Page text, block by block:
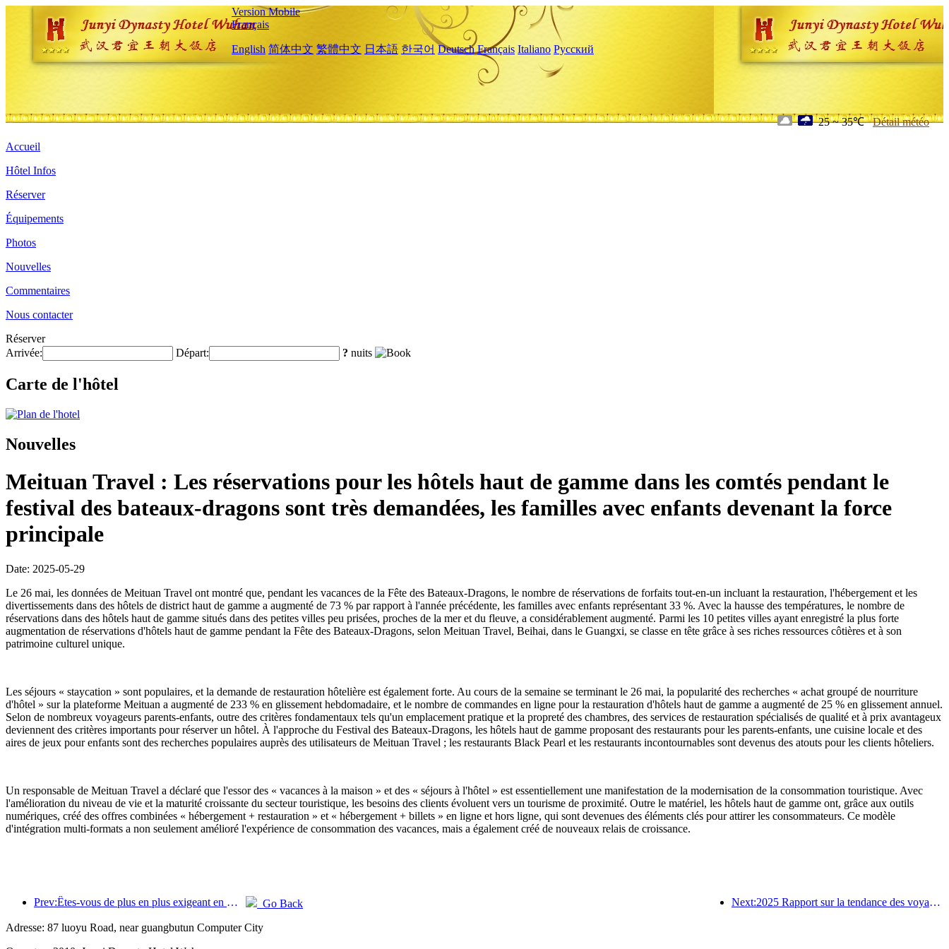
Version Mobile
Français
English 简体中文 繁體中文 日本語 한국어 Deutsch Français Italiano Русский
25 ~ 35℃ Détail météo
Accueil
Hôtel Infos
Réserver
Équipements
Photos
Nouvelles
Commentaires
Nous contacter
Réserver
Arrivée:
Départ: ? nuits
Carte de l'hôtel
Nouvelles
Meituan Travel : Les réservations pour les hôtels haut de gamme dans les comtés pendant le
festival des bateaux-dragons sont très demandées, les familles avec enfants devenant la force
principale
Date: 2025-05-29
Le 26 mai, les données de Meituan Travel ont montré que, pendant les vacances de la Fête des Bateaux-Dragons, le nombre de réservations de forfaits tout-en-un incluant la restauration, l'hébergement et les
divertissements dans des hôtels de district haut de gamme a augmenté de 73 % par rapport à l'année précédente, les familles avec enfants représentant 33 %. Avec la hausse des températures, le nombre de
réservations dans des hôtels haut de gamme situés dans des petites villes peu prisées, proches de la mer et du fleuve, a considérablement augmenté. Parmi les 10 petites villes ayant enregistré la plus forte
augmentation de réservations d'hôtels haut de gamme pendant la Fête des Bateaux-Dragons, selon Meituan Travel, Beihai, dans le Guangxi, se classe en tête grâce à ses riches ressources côtières et à son
patrimoine culturel unique.
Les séjours « staycation » sont populaires, et la demande de restauration hôtelière est également forte. Au cours de la semaine se terminant le 26 mai, la popularité des recherches « achat groupé de nourriture
d'hôtel » sur la plateforme Meituan a augmenté de 233 % en glissement hebdomadaire, et le nombre de commandes en ligne pour la restauration d'hôtels haut de gamme a augmenté de 25 % en glissement annuel.
Selon de nombreux voyageurs parents-enfants, outre des critères fondamentaux tels qu'un emplacement pratique et la propreté des chambres, des services de restauration spécialisés de qualité et à prix avantageux
deviennent des critères importants pour réserver un hôtel. À l'approche du Festival des Bateaux-Dragons, les hôtels haut de gamme proposant des restaurants pour les parents-enfants, une cuisine locale et des
aires de jeux pour enfants sont des recherches populaires auprès des utilisateurs de Meituan Travel ; les restaurants Black Pearl et les restaurants incontournables sont devenus des atouts pour les clients hôteliers.
Un responsable de Meituan Travel a déclaré que l'essor des « vacances à la maison » et des « séjours à l'hôtel » est essentiellement une manifestation de la modernisation de la consommation touristique. Avec
l'amélioration du niveau de vie et la maturité croissante du secteur touristique, les besoins des clients évoluent vers un tourisme de proximité. Outre le matériel, les hôtels haut de gamme ont, grâce aux outils
numériques, créé des offres combinées « hébergement + restauration » et « hébergement + billets » en ligne et hors ligne, qui sont devenues des éléments clés pour attirer les consommateurs. Ce modèle
d'intégration multi-formats a non seulement amélioré l'expérience de consommation des vacances, mais a également créé de nouveaux relais de croissance.
Prev:Êtes-vous de plus en plus exigeant en matière d’hôtels ? Les marques de milieu et haut de gamme « choisissent » toutes les détails Next:2025 Rapport sur la tendance des voyages d'été: la clientèle parent-enfant représente plus de 60%
Go Back
Adresse: 87 luoyu Road, near guangbutun Computer City